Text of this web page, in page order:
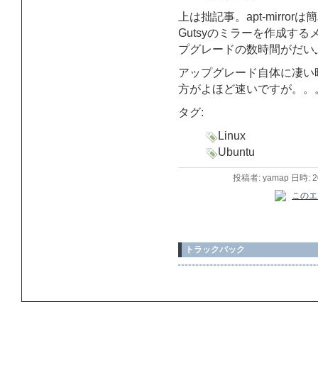
上は拙記事。apt-mirrorは
Gutsyのミラーを作成する
プグレードの数時間がだ
アップグレード自体に凄
方がよほど速いですが。。
タグ:
Linux
Ubuntu
投稿者: yamap 日時:
トラックバック